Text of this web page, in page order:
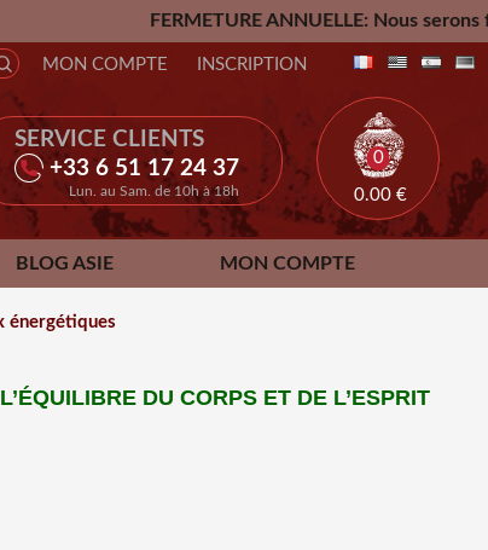
FERMETURE ANNUELLE: Nous serons fermés du
SERVICE CLIENTS
+33 6 51 17 24 37
Lun. au Sam. de 10h à 18h
MON COMPTE INSCRIPTION
0
0.00 €
BLOG ASIE MON COMPTE
énergétiques
DU CORPS ET DE L’ESPRIT